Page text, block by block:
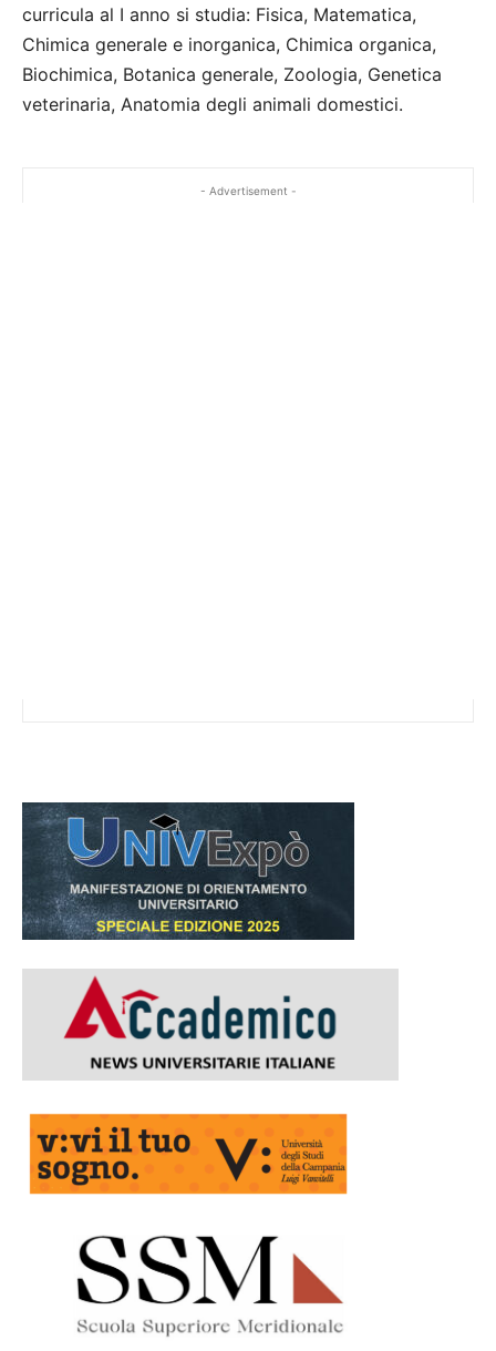
curricula al I anno si studia: Fisica, Matematica,
Chimica generale e inorganica, Chimica organica,
Biochimica, Botanica generale, Zoologia, Genetica
veterinaria, Anatomia degli animali domestici.
- Advertisement -